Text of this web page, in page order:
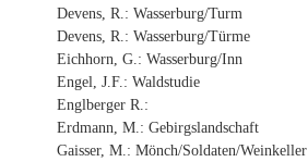
Devens, R.: Wasserburg/Turm
Devens, R.: Wasserburg/Türme
Eichhorn, G.: Wasserburg/Inn
Engel, J.F.: Waldstudie
Englberger R.:
Erdmann, M.: Gebirgslandschaft
Gaisser, M.: Mönch/Soldaten/Weinkeller